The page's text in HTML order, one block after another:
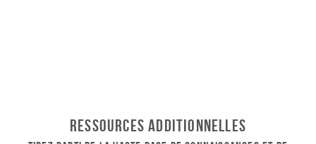
Ressources additionnelles